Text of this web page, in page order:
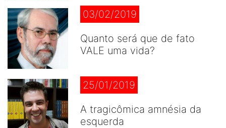
03/02/2019
Quanto será que de fato
VALE uma vida?
25/01/2019
A tragicômica amnésia da
esquerda